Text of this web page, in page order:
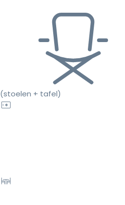
(stoelen + tafel)